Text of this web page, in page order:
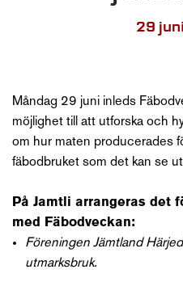
29
Måndag 29 juni inleds
möjlighet till att utforska och
om hur maten producerades
fäbodbruket som det kan se
På Jamtli arrangeras det
med Fäbodveckan:
Föreningen Jämtland
utmarksbruk.